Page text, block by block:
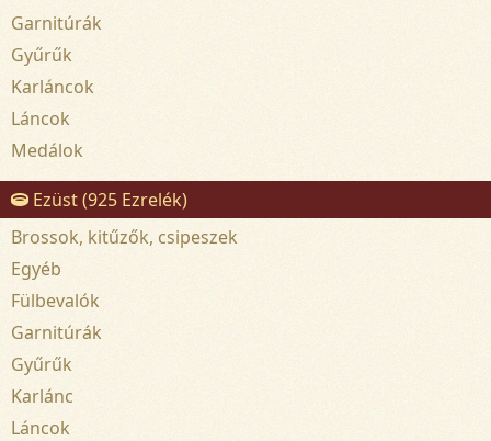
Garnitúrák
Gyűrűk
Karláncok
Láncok
Medálok
Ezüst (925 Ezrelék)
Brossok, kitűzők, csipeszek
Egyéb
Fülbevalók
Garnitúrák
Gyűrűk
Karlánc
Láncok